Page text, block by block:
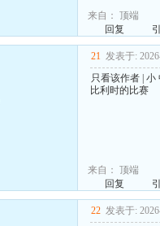
来自： 顶端
回复
21 发表于:
只看该作者| 小
比利时的比赛
来自： 顶端
回复
22 发表于: